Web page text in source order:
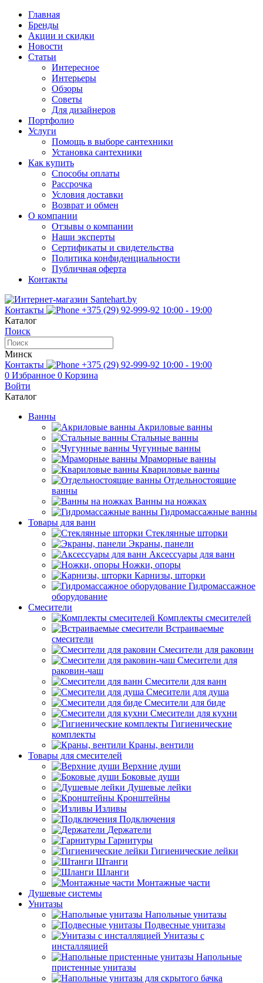
Главная
Бренды
Акции и скидки
Новости
Статьи
Интересное
Интерьеры
Обзоры
Советы
Для дизайнеров
Портфолио
Услуги
Помощь в выборе сантехники
Установка сантехники
Как купить
Способы оплаты
Рассрочка
Условия доставки
Возврат и обмен
О компании
Отзывы о компании
Наши эксперты
Сертификаты и свидетельства
Политика конфиденциальности
Публичная оферта
Контакты
Контакты +375 (29) 92-999-92 10:00 - 19:00
Каталог
Поиск
Минск
Контакты
+375 (29) 92-999-92 10:00 - 19:00
0 Избранное 0 Корзина
Войти
Каталог
Ванны
Акриловые ванны
Стальные ванны
Чугунные ванны
Мраморные ванны
Квариловые ванны
Отдельностоящие
ванны
Ванны на ножках
Гидромассажные ванны
Товары для ванн
Стеклянные шторки
Экраны, панели
Аксессуары для ванн
Ножки, опоры
Карнизы, шторки
Гидромассажное
оборудование
Смесители
Комплекты смесителей
Встраиваемые
смесители
Смесители для раковин
Смесители для
раковин-чаш
Смесители для ванн
Смесители для душа
Смесители для биде
Смесители для кухни
Гигиенические
комплекты
Краны, вентили
Товары для смесителей
Верхние души
Боковые души
Душевые лейки
Кронштейны
Изливы
Подключения
Держатели
Гарнитуры
Гигиенические лейки
Штанги
Шланги
Монтажные части
Душевые системы
Унитазы
Напольные унитазы
Подвесные унитазы
Унитазы с
инсталляцией
Напольные
пристенные унитазы